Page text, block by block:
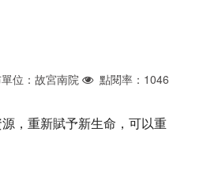
位：故宮南院 點閱率：1046
，重新賦予新生命，可以重